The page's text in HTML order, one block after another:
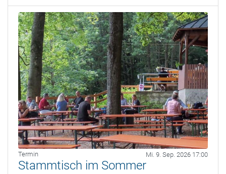
Termin Mi. 9. Sep. 2026 17:00
Stammtisch im Sommer